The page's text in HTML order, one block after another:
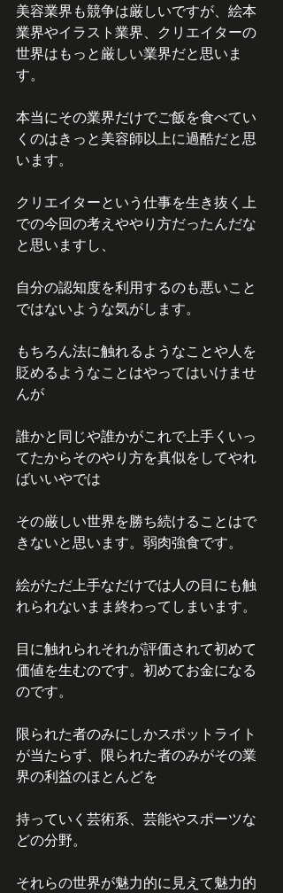
美容業界も競争は厳しいですが、絵本
業界やイラスト業界、クリエイターの
世界はもっと厳しい業界だと思いま
す。
本当にその業界だけでご飯を食べてい
くのはきっと美容師以上に過酷だと思
います。
クリエイターという仕事を生き抜く上
での今回の考えややり方だったんだな
と思いますし、
自分の認知度を利用するのも悪いこと
ではないような気がします。
もちろん法に触れるようなことや人を
貶めるようなことはやってはいけませ
んが
誰かと同じや誰かがこれで上手くいっ
てたからそのやり方を真似をしてやれ
ばいいやでは
その厳しい世界を勝ち続けることはで
きないと思います。弱肉強食です。
絵がただ上手なだけでは人の目にも触
れられないまま終わってしまいます。
目に触れられそれが評価されて初めて
価値を生むのです。初めてお金になる
のです。
限られた者のみにしかスポットライト
が当たらず、限られた者のみがその業
界の利益のほとんどを
持っていく芸術系、芸能やスポーツな
どの分野。
それらの世界が魅力的に見えて魅力的